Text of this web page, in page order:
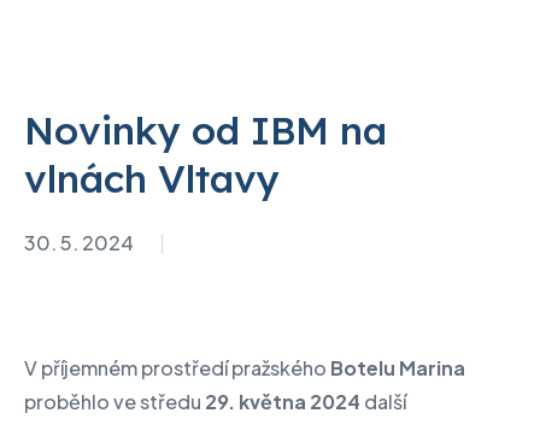
Novinky od IBM na
vlnách Vltavy
30. 5. 2024
V příjemném prostředí pražského Botelu Marina
proběhlo ve středu 29. května 2024 další